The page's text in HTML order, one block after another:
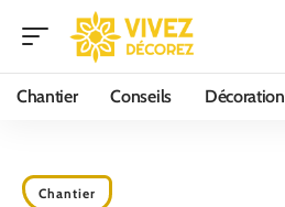
Chantier Conseils Décoration
Chantier